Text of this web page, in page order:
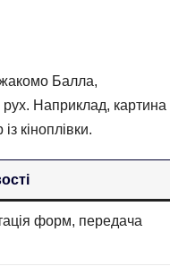
Балла,
Наприклад, картина
кіноплівки.
форм, передача